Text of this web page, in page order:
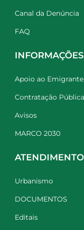
Canal da Denúncia
FAQ
INFORMAÇÕES
Apoio ao Emigrante
Contratação Pública
Avisos
MARCO 2030
ATENDIMENTO
Urbanismo
DOCUMENTOS
Editais